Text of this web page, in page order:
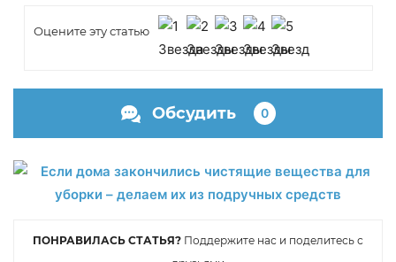
Оцените эту статью
Обсудить 0
ПОНРАВИЛАСЬ СТАТЬЯ? Поддержите нас и поделитесь с